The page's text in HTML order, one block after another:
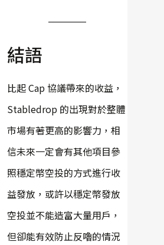
結語
比起 Cap 協議帶來的收益，
Stabledrop 的出現對於整體
市場有著更高的影響力，相
信未來一定會有其他項目參
照穩定幣空投的方式進行收
益發放，或許以穩定幣發放
空投並不能造富大量用戶，
但卻能有效防止反嚕的情況